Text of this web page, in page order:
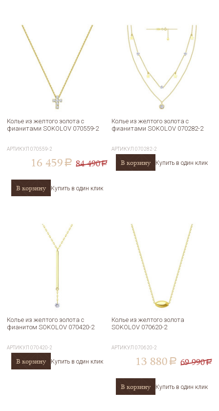
Колье из желтого золота с
фианитами SOKOLOV 070559-2
АРТИКУЛ070559-2
16 459 a 84 490a
В корзину Купить в один клик
Колье из желтого золота с
фианитами SOKOLOV 070282-2
АРТИКУЛ070282-2
В корзину Купить в один клик
Колье из желтого золота с
фианитом SOKOLOV 070420-2
АРТИКУЛ070420-2
В корзину Купить в один клик
Колье из желтого золота
SOKOLOV 070620-2
АРТИКУЛ070620-2
13 880 a 69 990a
В корзину Купить в один клик